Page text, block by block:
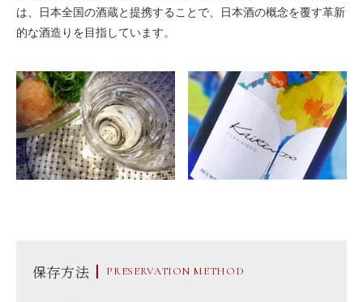
は、日本全国の酒蔵と提携することで、日本酒の概念を覆す革新
的な酒造りを目指しています。
保存方法 PRESERVATION METHOD